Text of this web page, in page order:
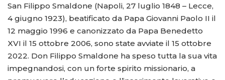
San Filippo Smaldone (Napoli, 27 luglio 1848 – Lecce,
4 giugno 1923), beatificato da Papa Giovanni Paolo II il
12 maggio 1996 e canonizzato da Papa Benedetto
XVI il 15 ottobre 2006, sono state avviate il 15 ottobre
2022. Don Filippo Smaldone ha speso tutta la sua vita
impegnandosi, con un forte spirito missionario, a